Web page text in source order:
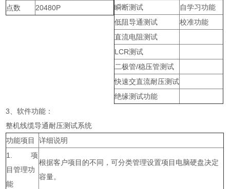
点数
20480P
瞬断测试
自学习功能
低阻导通测试
校准功能
直流电阻测试
LCR测试
二极管/稳压管测试
快速交直流耐压测试
绝缘测试功能
3、软件功能：
整机线缆导通耐压测试系统
功能项目
详细说明
1. 项
目管理功
能
根据客户项目的不同，可分类管理设置项目电脑硬盘决定
容量。